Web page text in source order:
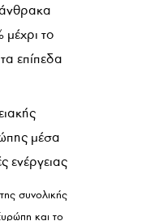
μέχρι το
επίπεδα
μέσα
ενέργειας
συνολικής
και το